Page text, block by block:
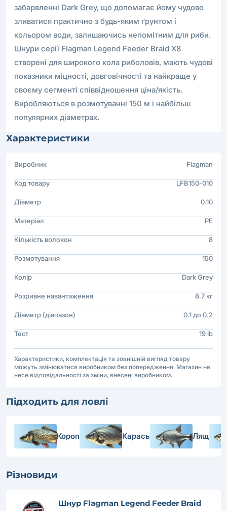
забарвленні Dark Grey, що допомагає йому чудово
зливатися практично з будь-яким ґрунтом і
кольором води, залишаючись непомітним для риби.
Шнури серії Flagman Legend Feeder Braid X8
створені для широкого кола риболовів, мають чудові
показники міцності, довговічності та найкраще у
своєму сегменті співвідношення ціна/якість.
Виробляються в розмотуванні 150 м і найбільш
популярних діаметрах.
Характеристики
Виробник Flagman
Код товару LFB150-010
Діаметр 0.10
Матеріал PE
Кількість волокон 8
Розмотування 150
Колір Dark Grey
Розривне навантаження 8.7 кг
Діаметр (діапазон) 0.1 до 0.2
Тест 19 lb
Характеристики, комплектація та зовнішній вигляд товару
можуть змінюватися виробником без попередження. Магазин не
несе відповідальності за зміни, внесені виробником.
Підходить для ловлі
Короп Карась Лящ
Різновиди
Шнур Flagman Legend Feeder Braid